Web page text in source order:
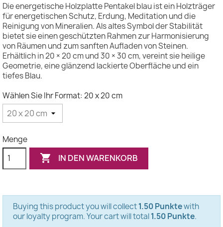
Die energetische Holzplatte Pentakel blau ist ein Holzträger
für energetischen Schutz, Erdung, Meditation und die
Reinigung von Mineralien. Als altes Symbol der Stabilität
bietet sie einen geschützten Rahmen zur Harmonisierung
von Räumen und zum sanften Aufladen von Steinen.
Erhältlich in 20 × 20 cm und 30 × 30 cm, vereint sie heilige
Geometrie, eine glänzend lackierte Oberfläche und ein
tiefes Blau.
Wählen Sie Ihr Format: 20 x 20 cm
Menge
 IN DEN WARENKORB
Buying this product you will collect1.50 Punktewith
our loyalty program. Your cart will total1.50 Punkte.